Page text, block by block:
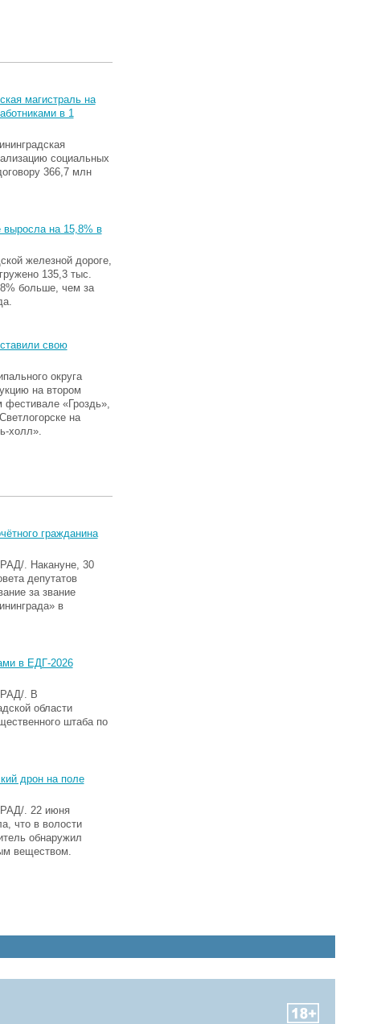
магистраль на
в 1
социальных
366,7 млн
выросла на 15,8% в
железной дороге,
135,3 тыс.
больше, чем за
свою
округа
на втором
фестивале «Гроздь»,
на
холл».
гражданина
. Накануне, 30
депутатов
за звание
в
в ЕДГ-2026
. В
области
штаба по
дрон на поле
. 22 июня
что в волости
обнаружил
веществом.